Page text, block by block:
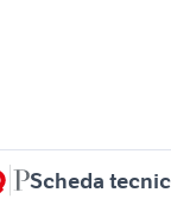
Scheda